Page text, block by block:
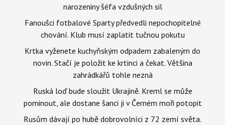
narozeniny šéfa vzdušných sil
Fanoušci fotbalové Sparty předvedli nepochopitelné
chování. Klub musí zaplatit tučnou pokutu
Krtka vyženete kuchyňským odpadem zabaleným do
novin. Stačí je položit ke krtinci a čekat. Většina
zahrádkářů tohle nezná
Ruská loď bude sloužit Ukrajině. Kreml se může
pominout, ale dostane šanci ji v Černém moři potopit
Rusům dávají po hubě dobrovolníci z 72 zemí světa.